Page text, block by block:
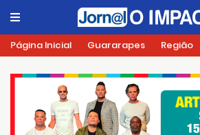
Página Inicial Guararapes Região